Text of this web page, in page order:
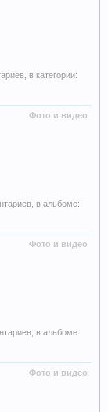
в категории:
Фото и видео
в альбоме:
Фото и видео
в альбоме:
Фото и видео